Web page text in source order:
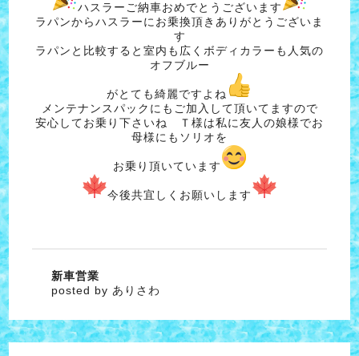
ハスラーご納車おめでとうございます
ラパンからハスラーにお乗換頂きありがとうございま
す
ラパンと比較すると室内も広くボディカラーも人気の
オフブルー
がとても綺麗ですよね
メンテナンスパックにもご加入して頂いてますので
安心してお乗り下さいね Ｔ様は私に友人の娘様でお
母様にもソリオを
お乗り頂いています
今後共宜しくお願いします
新車営業
posted by ありさわ